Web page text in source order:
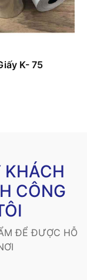
K- 75
KHÁCH
CÔNG
ĐỂ ĐƯỢC HỖ